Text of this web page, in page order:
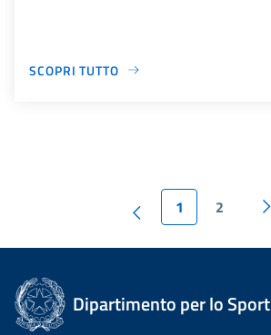
SCOPRI TUTTO
1 2
Dipartimento per lo Sport